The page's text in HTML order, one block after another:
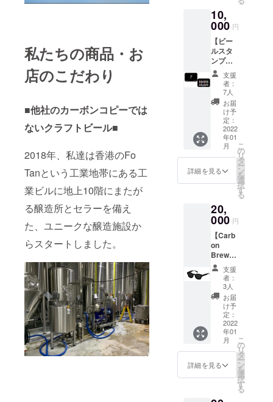
私たちの商品・お
店のこだわり
■他社のカーボンコピーでは
ないクラフトビール■
2018年、私達は香港のFo
Tanという工業地帯にある工
業ビルに地上10階にまたが
る醸造所とセラーを備え
た、ユニークな醸造施設か
らスタートしました。
す。
※ こち
らのイ
メージ
より腕
部分の
ロゴの
位置が
変更に
なる可
能性が
ござい
ます。
ご了承
くださ
定して
おりま
す。 ※1
回のご
来店で
何杯で
もご利
用いた
だけま
す。 ※
使用時
期や期
限など
の注意
事項や
詳細は
ビール
ていた
だきま
す。 ※
お受け
取りは
店頭で
のお受
け取り
とさせ
ていた
だきま
す。 ※
引き換
え番号
等は
メール
にてご
ルプリ
ントマ
スク 3
点セッ
ト】
Carbon
Brews
のコア
ビール6
本セッ
トに加
え、オ
リジナ
ルトー
トバッ
ク（1
つ）、
（1枚）
にお楽
しみい
ただけ
るスペ
シャル
セット
です。
これで
あなた
もすぐ
Carbon
people
！ トー
トバッ
グサイ
ズ
45cm
10,
000 円
【ビー
ルスタ
ンプ
カード
12杯
分】
Carbon
Brews
東京
タップ
ルーム
にてご
利用い
ただけ
る12杯
無料の
スタン
プカー
ドで
す。 1
杯は
1,000円
相当分
のパイ
ントサ
イズと
なりま
す。 ※
画像は
イメー
ジです
※有効期
限は
支援
者：
7人
お届
け予
定：
2022
年01
月
詳細を見る
こ
の
リ
タ
ー
ン
を
選
択
す
る
20,
000 円
【Carb
on
Brews
オリジ
ナルサ
ングラ
ス
（BOST
CLUB
社製）
クロス
＆ケー
ス付
き】
日本の
支援
者：
3人
お届
け予
定：
2022
年01
月
詳細を見る
こ
の
リ
タ
ー
ン
を
選
択
す
る